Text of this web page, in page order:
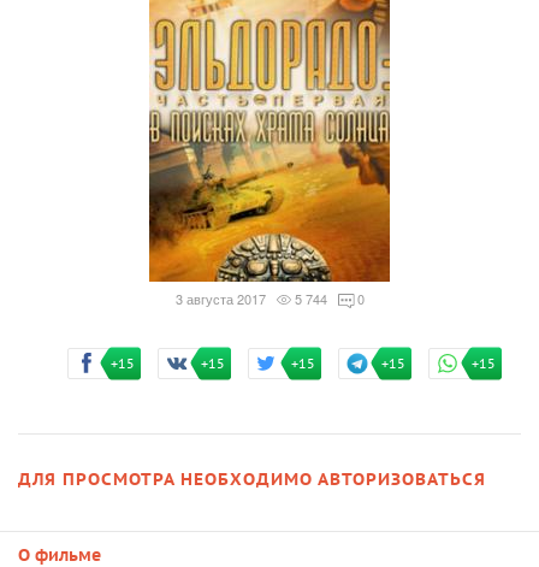
3 августа 2017 5 744 0
+15 +15 +15 +15 +15
ДЛЯ ПРОСМОТРА НЕОБХОДИМО АВТОРИЗОВАТЬСЯ
О фильме